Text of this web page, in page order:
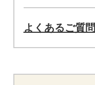
よくあるご質問